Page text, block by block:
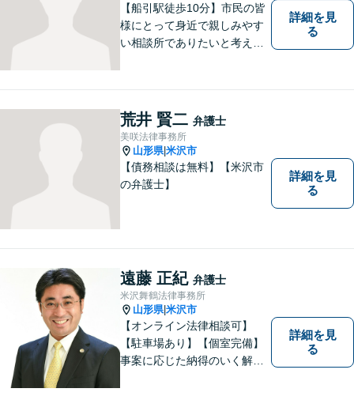
【船引駅徒歩10分】市民の皆
様にとって身近で親しみやす
い相談所でありたいと考えて
に、まずはお気軽にご相談く
ださい。 https://tamura-law.bi
z/ （公式ホームページ）
詳細を見
る
荒井 賢二 弁護士
美咲法律事務所
山形県|米沢市
【債務相談は無料】【米沢市
の弁護士】
詳細を見
る
遠藤 正紀 弁護士
米沢舞鶴法律事務所
山形県|米沢市
【オンライン法律相談可】
【駐車場あり】【個室完備】
事案に応じた納得のいく解決
詳細を見
る